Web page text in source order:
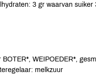
3 gr waarvan suiker
BOTER*, WEIPOEDER*,
melkzuur